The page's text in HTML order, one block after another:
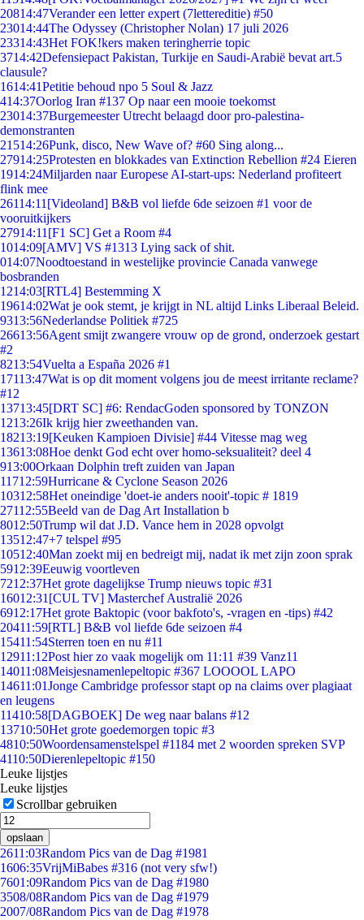
20814:47Verander een letter expert (7lettereditie) #50
23014:44The Odyssey (Christopher Nolan) 17 juli 2026
23314:43Het FOK!kers maken teringherrie topic
3714:42Defensiepact Pakistan, Turkije en Saudi-Arabië bevat art.5
clausule?
1614:41Petitie behoud npo 5 Soul & Jazz
414:37Oorlog Iran #137 Op naar een mooie toekomst
23014:37Burgemeester Utrecht belaagd door pro-palestina-
demonstranten
21514:26Punk, disco, New Wave of? #60 Sing along...
27914:25Protesten en blokkades van Extinction Rebellion #24 Eieren
1914:24Miljarden naar Europese AI-start-ups: Nederland profiteert
flink mee
26114:11 [Videoland] B&B vol liefde 6de seizoen #1 voor de
vooruitkijkers
27914:11 [F1 SC] Get a Room #4
1014:09[AMV] VS #1313 Lying sack of shit.
014:07Noodtoestand in westelijke provincie Canada vanwege
bosbranden
1214:03[RTL4] Bestemming X
19614:02Wat je ook stemt, je krijgt in NL altijd Links Liberaal Beleid.
9313:56Nederlandse Politiek #725
26613:56Agent smijt zwangere vrouw op de grond, onderzoek gestart
#2
8213:54Vuelta a España 2026 #1
17113:47Wat is op dit moment volgens jou de meest irritante reclame?
#12
13713:45[DRT SC] #6: RendacGoden sponsored by TONZON
1213:26Ik krijg hier zweethanden van.
18213:19[Keuken Kampioen Divisie] #44 Vitesse mag weg
13613:08Hoe denkt God echt over homo-seksualiteit? deel 4
913:00Orkaan Dolphin treft zuiden van Japan
11712:59Hurricane & Cyclone Season 2026
10312:58Het oneindige 'doet-ie anders nooit'-topic # 1819
27112:55Beeld van de Dag Art Installation b
8012:50Trump wil dat J.D. Vance hem in 2028 opvolgt
13512:47+7 telspel #95
10512:40Man zoekt mij en bedreigt mij, nadat ik met zijn zoon sprak
5912:39Eeuwig voortleven
7212:37Het grote dagelijkse Trump nieuws topic #31
16012:31 [CUL TV] Masterchef Australië 2026
6912:17Het grote Baktopic (voor bakfoto's, -vragen en -tips) #42
20411:59[RTL] B&B vol liefde 6de seizoen #4
15411:54Sterren toen en nu #11
12911:12Post hier zo vaak mogelijk om 11:11 #39 Vanz11
14011:08Meisjesnamenlepeltopic #367 LOOOOL LAPO
14611:01Jonge Cambridge professor stapt op na claims over plagiaat
en leugens
11410:58[DAGBOEK] De weg naar balans #12
13710:50Het grote goedemorgen topic #3
4810:50Woordensamenstelspel #1184 met 2 woorden spreken SVP
4110:50Dierenlepeltopic #150
Leuke lijstjes
Leuke lijstjes
Scrollbar gebruiken
opslaan
2611:03Random Pics van de Dag #1981
1606:35VrijMiBabes #316 (not very sfw!)
7601:09Random Pics van de Dag #1980
3508/08Random Pics van de Dag #1979
2007/08Random Pics van de Dag #1978